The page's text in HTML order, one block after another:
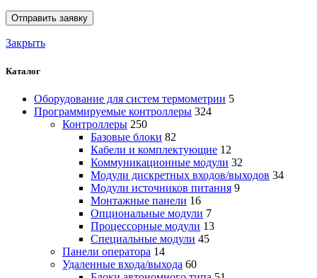
Закрыть
Каталог
Оборудование для систем термометрии 5
Программируемые контроллеры 324
Контроллеры 250
Базовые блоки 82
Кабели и комплектующие 12
Коммуникационные модули 32
Модули дискретных входов/выходов 34
Модули источников питания 9
Монтажные панели 16
Опциональные модули 7
Процессорные модули 13
Специальные модули 45
Панели оператора 14
Удаленные входа/выхода 60